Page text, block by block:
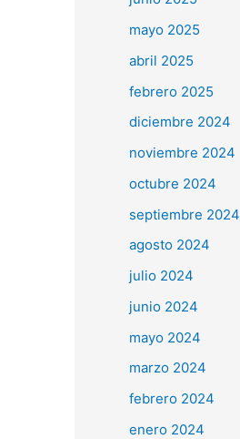
mayo 2025
abril 2025
febrero 2025
diciembre 2024
noviembre 2024
octubre 2024
septiembre 2024
agosto 2024
julio 2024
junio 2024
mayo 2024
marzo 2024
febrero 2024
enero 2024